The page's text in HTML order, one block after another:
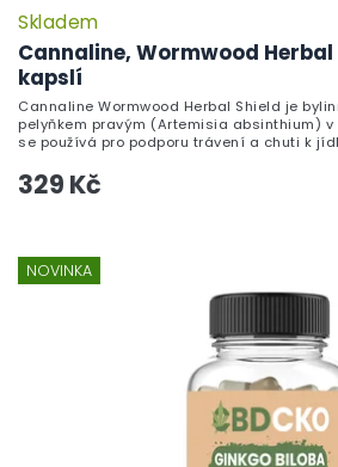
Cannaline, Wormwood Herbal
kapslí
Skladem
329 Kč
Cannaline Wormwood Herbal Shield je
pelyňkem pravým (Artemisia absinthium)
se používá pro podporu trávení a chuti k
NOVINKA